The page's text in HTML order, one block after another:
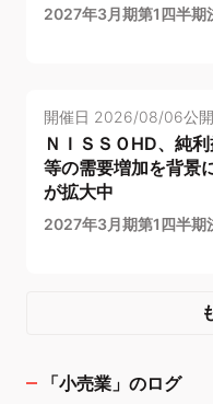
2027年3月期第1四半期
開催日 2026/08/06公
ＮＩＳＳＯHD、純
等の需要増加を背景
が拡大中
2027年3月期第1四半期
「小売業 」のログ